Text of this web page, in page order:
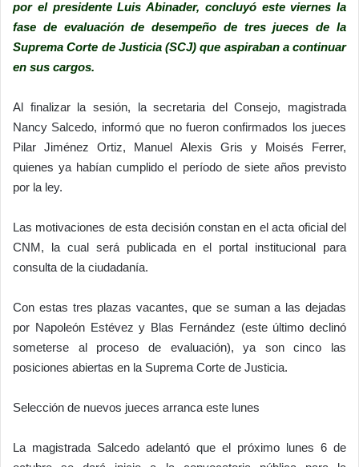
por el presidente Luis Abinader, concluyó este viernes la
fase de evaluación de desempeño de tres jueces de la
Suprema Corte de Justicia (SCJ) que aspiraban a continuar
en sus cargos.
Al finalizar la sesión, la secretaria del Consejo, magistrada
Nancy Salcedo, informó que no fueron confirmados los jueces
Pilar Jiménez Ortiz, Manuel Alexis Gris y Moisés Ferrer,
quienes ya habían cumplido el período de siete años previsto
por la ley.
Las motivaciones de esta decisión constan en el acta oficial del
CNM, la cual será publicada en el portal institucional para
consulta de la ciudadanía.
Con estas tres plazas vacantes, que se suman a las dejadas
por Napoleón Estévez y Blas Fernández (este último declinó
someterse al proceso de evaluación), ya son cinco las
posiciones abiertas en la Suprema Corte de Justicia.
Selección de nuevos jueces arranca este lunes
La magistrada Salcedo adelantó que el próximo lunes 6 de